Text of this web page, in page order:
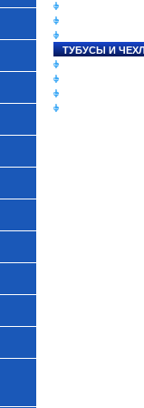
ТУБУСЫ И